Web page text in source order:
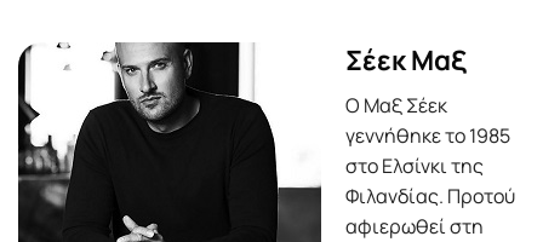
Σέεκ Μαξ
Ο Μαξ Σέεκ
γεννήθηκε το 1985
στο Ελσίνκι της
Φιλανδίας. Προτού
αφιερωθεί στη